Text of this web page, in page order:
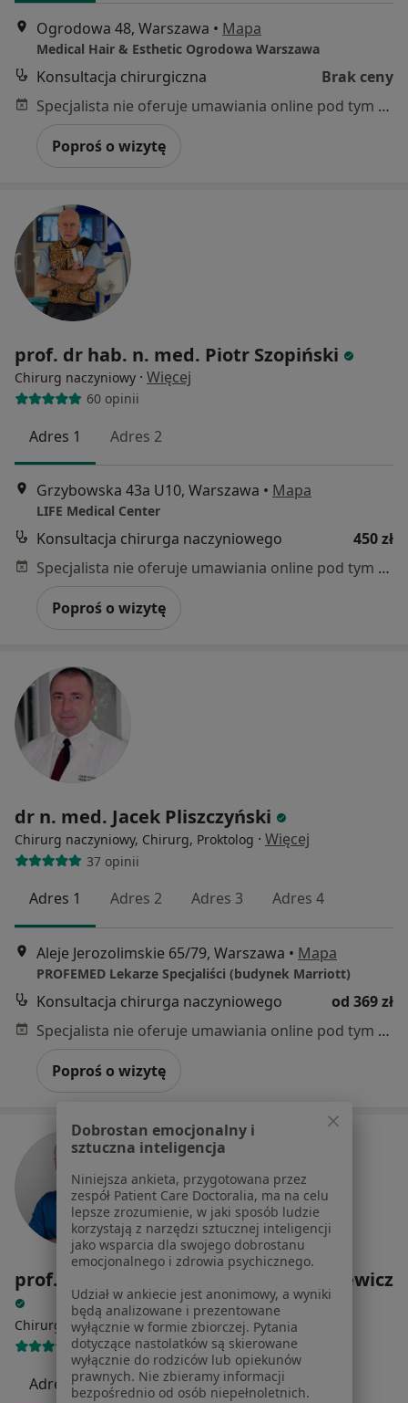
Ogrodowa 48, Warszawa • Mapa
Medical Hair & Esthetic Ogrodowa Warszawa
Konsultacja chirurgiczna
Brak ceny
Specjalista nie oferuje umawiania online pod tym adresem.
Poproś o wizytę
prof. dr hab. n. med. Piotr Szopiński
Chirurg naczyniowy · Więcej
60 opinii
Adres 1 Adres 2
Grzybowska 43a U10, Warszawa • Mapa
LIFE Medical Center
Konsultacja chirurga naczyniowego
450 zł
Specjalista nie oferuje umawiania online pod tym adresem.
Poproś o wizytę
dr n. med. Jacek Pliszczyński
Chirurg naczyniowy, Chirurg, Proktolog · Więcej
37 opinii
Adres 1 Adres 2 Adres 3 Adres 4
Aleje Jerozolimskie 65/79, Warszawa • Mapa
PROFEMED Lekarze Specjaliści (budynek Marriott)
Konsultacja chirurga naczyniowego
od 369 zł
Specjalista nie oferuje umawiania online pod tym adresem.
Poproś o wizytę
prof. dr hab. n. med. Waldemar Kostewicz
Chirurg naczyniowy, Chirurg ·Więcej
47 opinii
Adres 1 Adres 2
Dobrostan emocjonalny i
sztuczna inteligencja
Niniejsza ankieta, przygotowana przez
zespół Patient Care Doctoralia, ma na celu
lepsze zrozumienie, w jaki sposób ludzie
korzystają z narzędzi sztucznej inteligencji
jako wsparcia dla swojego dobrostanu
emocjonalnego i zdrowia psychicznego.
Udział w ankiecie jest anonimowy, a wyniki
będą analizowane i prezentowane
wyłącznie w formie zbiorczej. Pytania
dotyczące nastolatków są skierowane
wyłącznie do rodziców lub opiekunów
prawnych. Nie zbieramy informacji
bezpośrednio od osób niepełnoletnich.